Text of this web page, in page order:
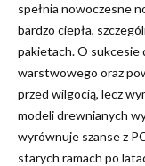
spełnia nowoczesne
bardzo ciepła,
pakietach. O sukcesie
warstwowego oraz
przed wilgocią, lecz
modeli drewnianych
wyrównuje szanse z
starych ramach po